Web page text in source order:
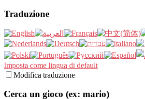
Traduzione
Imposta come lingua di default
Modifica traduzione
Cerca un gioco (ex: mario)